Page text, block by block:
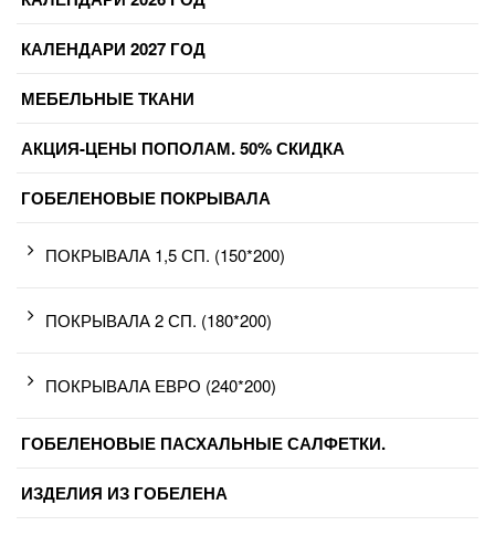
КАЛЕНДАРИ 2027 ГОД
МЕБЕЛЬНЫЕ ТКАНИ
АКЦИЯ-ЦЕНЫ ПОПОЛАМ. 50% СКИДКА
ГОБЕЛЕНОВЫЕ ПОКРЫВАЛА
ПОКРЫВАЛА 1,5 СП. (150*200)
ПОКРЫВАЛА 2 СП. (180*200)
ПОКРЫВАЛА ЕВРО (240*200)
ГОБЕЛЕНОВЫЕ ПАСХАЛЬНЫЕ САЛФЕТКИ.
ИЗДЕЛИЯ ИЗ ГОБЕЛЕНА